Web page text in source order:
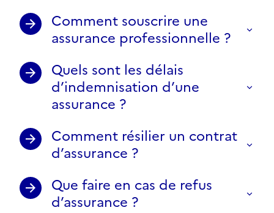
Comment souscrire une
assurance professionnelle ?
Quels sont les délais
d’indemnisation d’une
assurance ?
Comment résilier un contrat
d’assurance ?
Que faire en cas de refus
d’assurance ?